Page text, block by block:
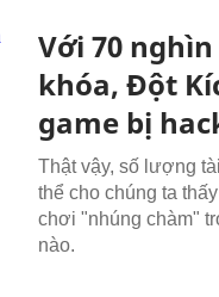
Với 70
khóa, Đột
game bị
Thật vậy, số lượng
thể cho chúng ta
chơi "nhúng chàm"
nào.